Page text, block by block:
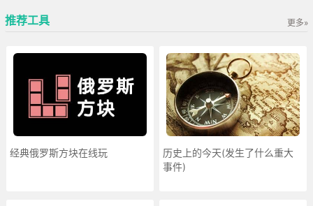
推荐工具 更多»
经典俄罗斯方块在线玩
历史上的今天(发生了什么重大
事件)